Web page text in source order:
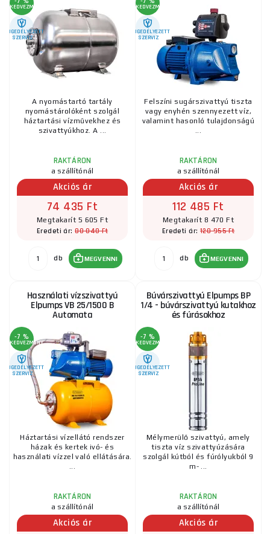
KEDVEZMÉNY
ENGEDÉLYEZETT
SZERVIZ
A nyomástartó tartály
nyomástárolóként szolgál
háztartási vízművekhez és
szivattyúkhoz. A ...
RAKTÁRON
a szállítónál
Akciós ár
74 435 Ft
Megtakarít 5 605 Ft
Eredeti ár:80 040 Ft
db MEGVENNI
KEDVEZMÉNY
ENGEDÉLYEZETT
SZERVIZ
Felszíni sugárszivattyú tiszta
vagy enyhén szennyezett víz,
valamint hasonló tulajdonságú
...
RAKTÁRON
a szállítónál
Akciós ár
112 485 Ft
Megtakarít 8 470 Ft
Eredeti ár: 120 955 Ft
db MEGVENNI
Használati vízszivattyú
Elpumps VB 25/1500 B
Automata
-7 %
KEDVEZMÉNY
ENGEDÉLYEZETT
SZERVIZ
Háztartási vízellátó rendszer
házak és kertek ivó- és
használati vízzel való ellátására.
...
RAKTÁRON
a szállítónál
Akciós ár
Búvárszivattyú Elpumps BP
1/4 - búvárszivattyú kutakhoz
és fúrásokhoz
-7 %
KEDVEZMÉNY
ENGEDÉLYEZETT
SZERVIZ
Mélymerülő szivattyú, amely
tiszta víz szivattyúzására
szolgál kútból és fúrólyukból 9
m- ...
RAKTÁRON
a szállítónál
Akciós ár